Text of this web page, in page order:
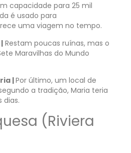
capacidade para 25 mil
é usado para
uma viagem no tempo.
Restam poucas ruínas, mas o
Maravilhas do Mundo
|Por último, um local de
a tradição, Maria teria
dias.
(Riviera